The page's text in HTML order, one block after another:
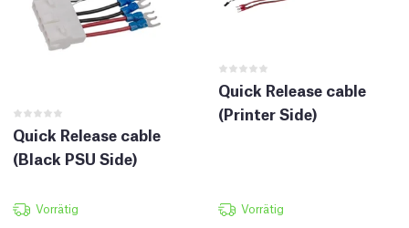
Quick Release cable
(Black PSU Side)
Vorrätig
Quick Release cable
(Printer Side)
Vorrätig